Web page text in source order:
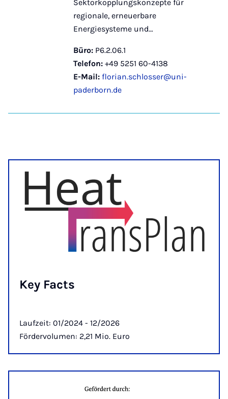
Sektorkopplungskonzepte für
regionale, erneuerbare
Energiesysteme und…
Büro: P6.2.06.1
Telefon: +49 5251 60-4138
E-Mail: florian.schlosser@uni-
paderborn.de
Key Facts
Laufzeit: 01/2024 - 12/2026
Fördervolumen: 2,21 Mio. Euro